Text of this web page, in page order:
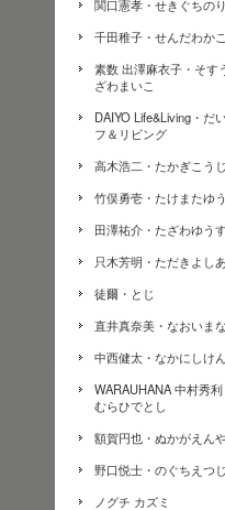
関口憲孝・せきぐちの
千田稚子・せんだわかこ
素数 出澤麻衣子・そす
ざわまいこ
DAIYO Life&Living・だ
フ＆リビング
高木浩二・たかぎこうじ
竹俣勇壱・たけまたゆ
田澤祐介・たざわゆう
只木芳明・ただきよし
徒爾・とじ
直井真奈美・なおいま
中西健太・なかにしけ
WARAUHANA 中村秀
むらひでとし
額賀円也・ぬかがえん
野口悦士・のぐちえつじ
ノグチ カズミ